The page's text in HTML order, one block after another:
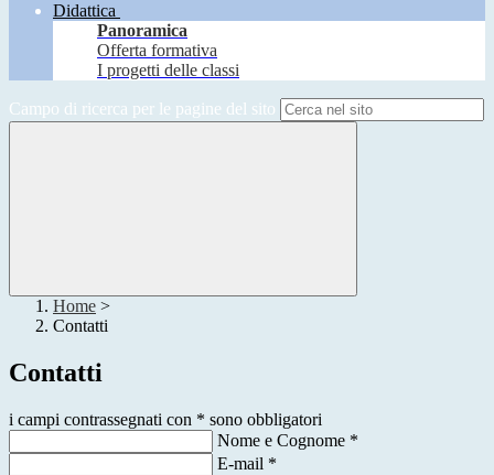
Didattica
Panoramica
Offerta formativa
I progetti delle classi
Campo di ricerca per le pagine del sito
Home >
Contatti
Contatti
i campi contrassegnati con * sono obbligatori
Nome e Cognome *
E-mail *